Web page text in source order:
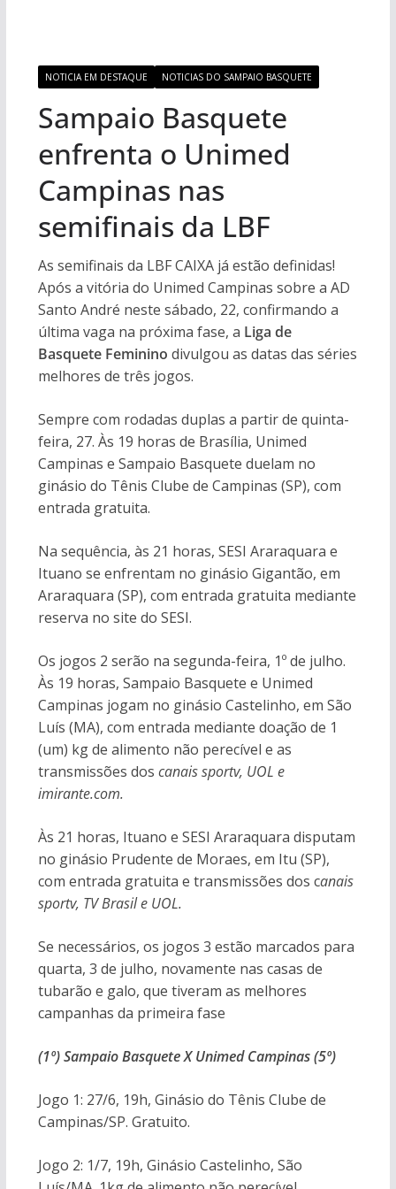
NOTICIA EM DESTAQUE NOTICIAS DO SAMPAIO BASQUETE
Sampaio Basquete
enfrenta o Unimed
Campinas nas
semifinais da LBF
As semifinais da LBF CAIXA já estão definidas!
Após a vitória do Unimed Campinas sobre a AD
Santo André neste sábado, 22, confirmando a
última vaga na próxima fase, a Liga de
Basquete Feminino divulgou as datas das séries
melhores de três jogos.
Sempre com rodadas duplas a partir de quinta-
feira, 27. Às 19 horas de Brasília, Unimed
Campinas e Sampaio Basquete duelam no
ginásio do Tênis Clube de Campinas (SP), com
entrada gratuita.
Na sequência, às 21 horas, SESI Araraquara e
Ituano se enfrentam no ginásio Gigantão, em
Araraquara (SP), com entrada gratuita mediante
reserva no site do SESI.
Os jogos 2 serão na segunda-feira, 1º de julho.
Às 19 horas, Sampaio Basquete e Unimed
Campinas jogam no ginásio Castelinho, em São
Luís (MA), com entrada mediante doação de 1
(um) kg de alimento não perecível e as
transmissões dos canais sportv, UOL e
imirante.com.
Às 21 horas, Ituano e SESI Araraquara disputam
no ginásio Prudente de Moraes, em Itu (SP),
com entrada gratuita e transmissões dos canais
sportv, TV Brasil e UOL.
Se necessários, os jogos 3 estão marcados para
quarta, 3 de julho, novamente nas casas de
tubarão e galo, que tiveram as melhores
campanhas da primeira fase
(1º) Sampaio Basquete X Unimed Campinas (5º)
Jogo 1: 27/6, 19h, Ginásio do Tênis Clube de
Campinas/SP. Gratuito.
Jogo 2: 1/7, 19h, Ginásio Castelinho, São